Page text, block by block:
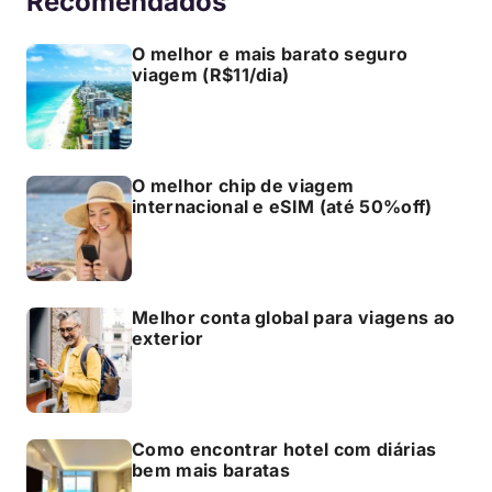
O melhor e mais barato seguro
viagem (R$11/dia)
O melhor chip de viagem
internacional e eSIM (até 50%off)
Melhor conta global para viagens ao
exterior
Como encontrar hotel com diárias
bem mais baratas